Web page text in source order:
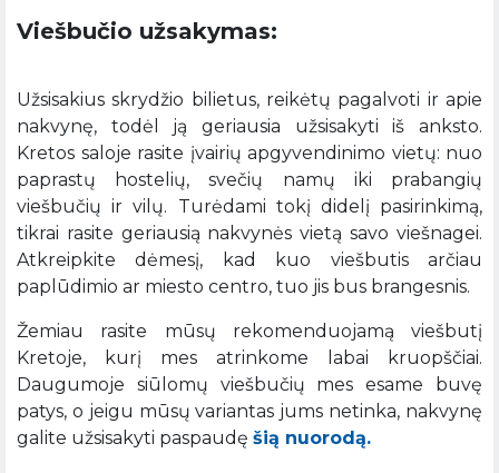
Viešbučio užsakymas:
Užsisakius skrydžio bilietus, reikėtų pagalvoti ir apie
nakvynę, todėl ją geriausia užsisakyti iš anksto.
Kretos saloje rasite įvairių apgyvendinimo vietų: nuo
paprastų hostelių, svečių namų iki prabangių
viešbučių ir vilų. Turėdami tokį didelį pasirinkimą,
tikrai rasite geriausią nakvynės vietą savo viešnagei.
Atkreipkite dėmesį, kad kuo viešbutis arčiau
paplūdimio ar miesto centro, tuo jis bus brangesnis.
Žemiau rasite mūsų rekomenduojamą viešbutį
Kretoje, kurį mes atrinkome labai kruopščiai.
Daugumoje siūlomų viešbučių mes esame buvę
patys, o jeigu mūsų variantas jums netinka, nakvynę
galite užsisakyti paspaudę šią nuorodą.